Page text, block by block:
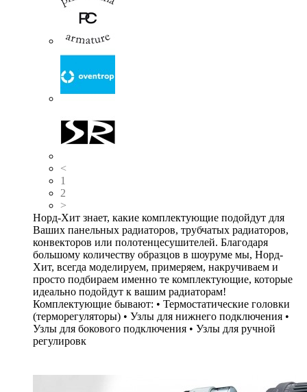
<
1
2
>
Норд-Хит знает, какие комплектующие подойдут для
Ваших панельных радиаторов, трубчатых радиаторов,
конвекторов или полотенцесушителей. Благодаря
большому количеству образцов в шоуруме мы, Норд-
Хит, всегда моделируем, примеряем, накручиваем и
просто подбираем именно те комплектующие, которые
идеально подойдут к вашим радиаторам!
Комплектующие бывают: • Термостатические головки
(терморегуляторы) • Узлы для нижнего подключения •
Узлы для бокового подключения • Узлы для ручной
регулировк